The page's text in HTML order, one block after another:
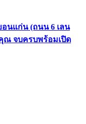
นแก่น (ถนน 6 เลน
ณ จบครบพร้อมเปิด